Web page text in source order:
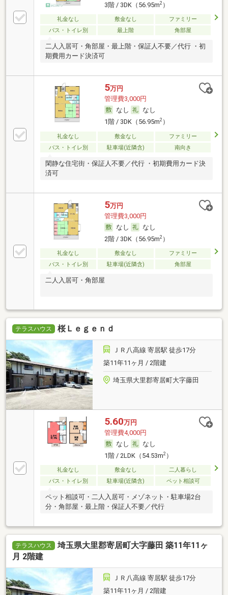
3階 / 3DK（56.95m2）
礼金なし 敷金なし
ファミリー
バス・トイレ別
最上階 角部屋
二人入居可・角部屋・最上階・保証人不要／代行 ・初
期費用カード決済可
5万円
管理費3,000円
なし
なし
1階 / 3DK（56.95m2）
礼金なし 敷金なし
ファミリー
バス・トイレ別
駐車場(近隣含) 南向き
閑静な住宅街・保証人不要／代行 ・初期費用カード決
済可
5万円
管理費3,000円
なし
なし
2階 / 3DK（56.95m2）
礼金なし 敷金なし
ファミリー
バス・トイレ別
駐車場(近隣含) 角部屋
二人入居可・角部屋
テラスハウス 桜Ｌｅｇｅｎｄ
ＪＲ八高線 寄居駅 徒歩17分
築11年11ヶ月 / 2階建
埼玉県大里郡寄居町大字藤田
5.60万円
管理費4,000円
なし
なし
1階 / 2LDK（54.53m2）
礼金なし 敷金なし
二人暮らし
バス・トイレ別
駐車場(近隣含) ペット相談可
ペット相談可・二人入居可・メゾネット・駐車場2台
分・角部屋・最上階・保証人不要／代行
テラスハウス
埼玉県大里郡寄居町大字藤田 築11年11ヶ
月 2階建
ＪＲ八高線 寄居駅 徒歩17分
築11年11ヶ月 / 2階建